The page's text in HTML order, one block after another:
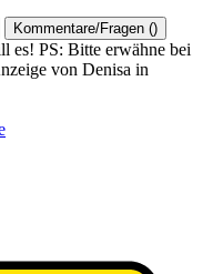
Kommentare/Fragen ()
es! PS: Bitte erwähne bei
von Denisa in